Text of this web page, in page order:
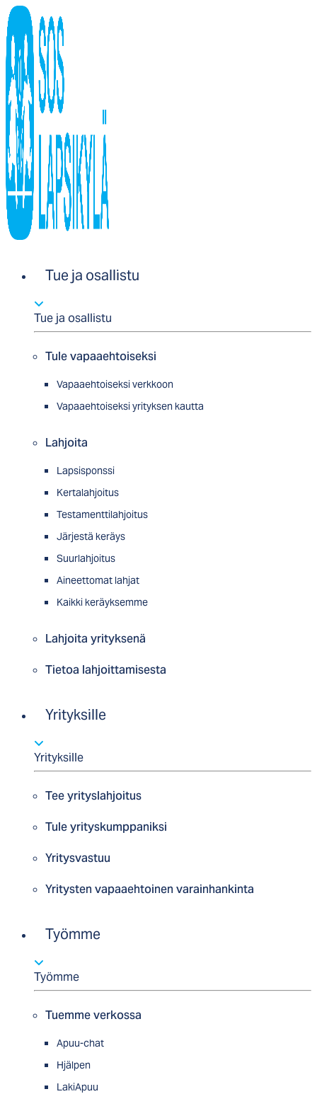
Tue ja osallistu
Tue ja osallistu
Tule vapaaehtoiseksi
Vapaaehtoiseksi verkkoon
Vapaaehtoiseksi yrityksen kautta
Lahjoita
Lapsisponssi
Kertalahjoitus
Testamenttilahjoitus
Järjestä keräys
Suurlahjoitus
Aineettomat lahjat
Kaikki keräyksemme
Lahjoita yrityksenä
Tietoa lahjoittamisesta
Yrityksille
Yrityksille
Tee yrityslahjoitus
Tule yrityskumppaniksi
Yritysvastuu
Yritysten vapaaehtoinen varainhankinta
Työmme
Työmme
Tuemme verkossa
Apuu-chat
Hjälpen
LakiApuu